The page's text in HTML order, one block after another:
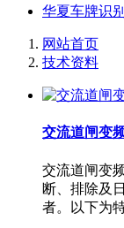
华夏车牌识
网站首页
技术资料
交流道闸变
交流道闸变
断、排除及
者。以下为